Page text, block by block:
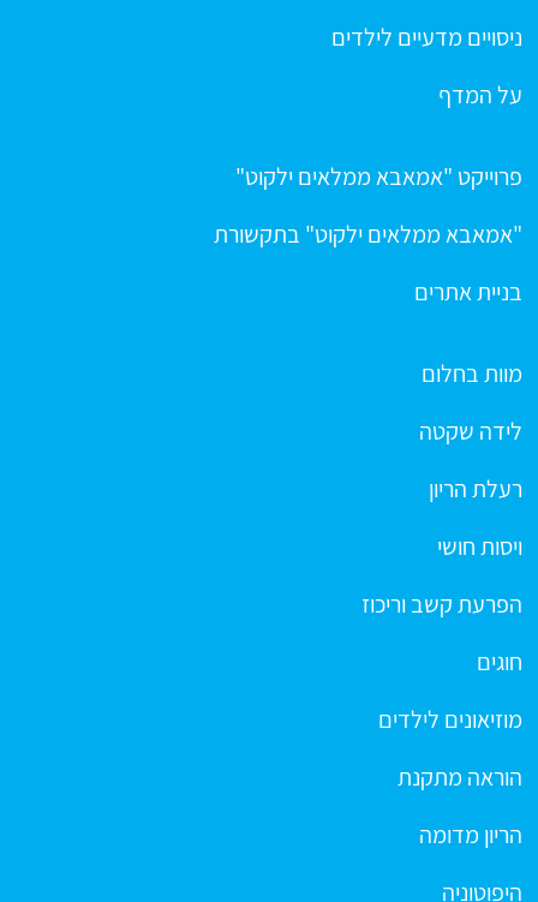
ניסויים מדעיים לילדים
על המדף
פרוייקט "אמאבא ממלאים ילקוט"
"אמאבא ממלאים ילקוט" בתקשורת
בניית אתרים
מוות בחלום
לידה שקטה
רעלת הריון
ויסות חושי
הפרעת קשב וריכוז
חוגים
מוזיאונים לילדים
הוראה מתקנת
הריון מדומה
היפוטוניה